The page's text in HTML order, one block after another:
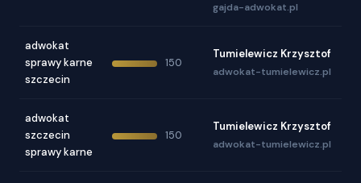
gajda-adwokat.pl
adwokat
sprawy karne
szczecin
150
Tumielewicz Krzysztof
adwokat-tumielewicz.pl
adwokat
szczecin
sprawy karne
150
Tumielewicz Krzysztof
adwokat-tumielewicz.pl